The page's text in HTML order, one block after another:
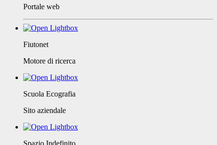
Portale web
Fiutonet
Motore di ricerca
Scuola Ecografia
Sito aziendale
Spazio Indefinito